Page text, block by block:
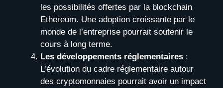
les possibilités offertes par la blockchain
Ethereum. Une adoption croissante par le
monde de l’entreprise pourrait soutenir le
cours à long terme.
Les développements réglementaires :
L’évolution du cadre réglementaire autour
des cryptomonnaies pourrait avoir un impact